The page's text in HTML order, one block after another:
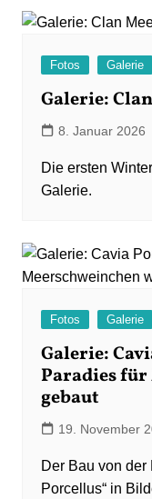
Fotos Galerie
Galerie:
8. Januar 2026
Die ersten
Galerie.
Fotos Galerie
Galerie:
Paradies
gebaut
19. November
Der Bau von
Porcellus“ in